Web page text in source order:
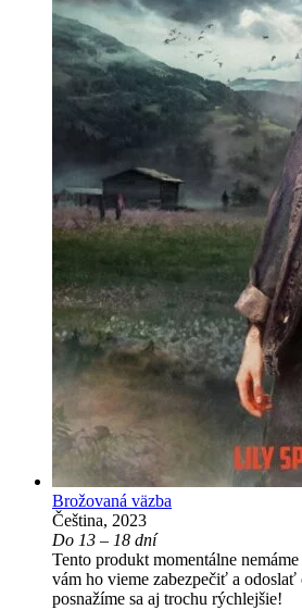
Brožovaná väzba
Čeština, 2023
Do 13 – 18 dní
Tento produkt momentálne
vám ho vieme zabezpečiť a
posnažíme sa aj trochu rýchlejšie!